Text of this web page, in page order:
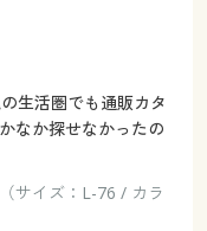
生活圏でも通販カタ
なか探せなかったの
サイズ：L-76 / カラ